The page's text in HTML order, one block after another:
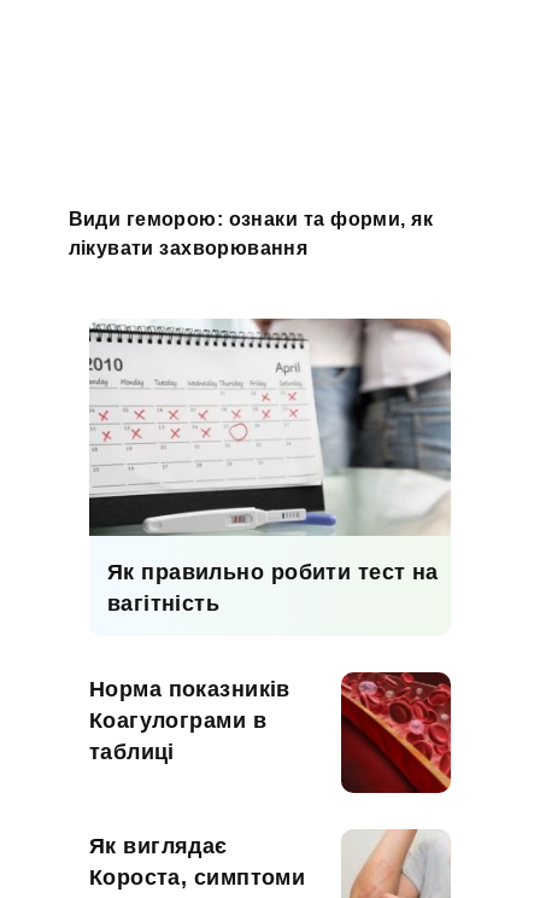
Види геморою: ознаки та форми, як
лікувати захворювання
Як правильно робити тест на
вагітність
Норма показників
Коагулограми в
таблиці
Як виглядає
Короста, симптоми